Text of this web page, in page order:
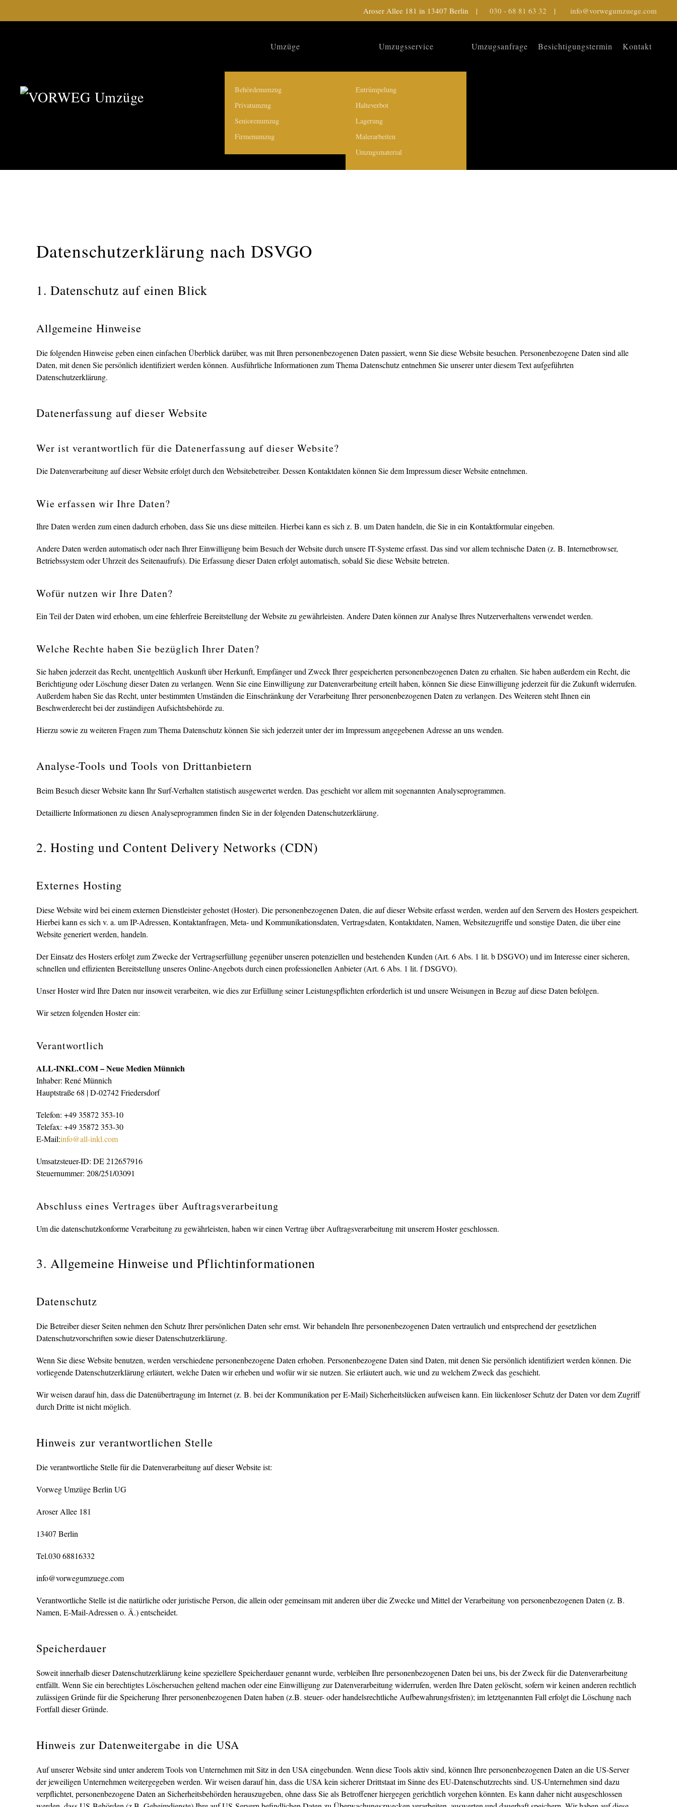
Aroser Allee 181 in 13407 Berlin | 030 - 68 81 63 32 | info@vorwegumzuege.com
Umzüge
Behördenumzug
Privatumzug
Seniorenumzug
Firmenumzug
Umzugsservice
Entrümpelung
Halteverbot
Lagerung
Malerarbeiten
Umzugsmaterial
Umzugsanfrage Besichtigungstermin Kontakt
Datenschutz­erklärung nach DSVGO
1. Datenschutz auf einen Blick
Allgemeine Hinweise
Die folgenden Hinweise geben einen einfachen Überblick darüber, was mit Ihren personenbezogenen Daten passiert, wenn Sie diese Website besuchen. Personenbezogene Daten sind alle
Daten, mit denen Sie persönlich identifiziert werden können. Ausführliche Informationen zum Thema Datenschutz entnehmen Sie unserer unter diesem Text aufgeführten
Datenschutzerklärung.
Datenerfassung auf dieser Website
Wer ist verantwortlich für die Datenerfassung auf dieser Website?
Die Datenverarbeitung auf dieser Website erfolgt durch den Websitebetreiber. Dessen Kontaktdaten können Sie dem Impressum dieser Website entnehmen.
Wie erfassen wir Ihre Daten?
Ihre Daten werden zum einen dadurch erhoben, dass Sie uns diese mitteilen. Hierbei kann es sich z. B. um Daten handeln, die Sie in ein Kontaktformular eingeben.
Andere Daten werden automatisch oder nach Ihrer Einwilligung beim Besuch der Website durch unsere IT-Systeme erfasst. Das sind vor allem technische Daten (z. B. Internetbrowser,
Betriebssystem oder Uhrzeit des Seitenaufrufs). Die Erfassung dieser Daten erfolgt automatisch, sobald Sie diese Website betreten.
Wofür nutzen wir Ihre Daten?
Ein Teil der Daten wird erhoben, um eine fehlerfreie Bereitstellung der Website zu gewährleisten. Andere Daten können zur Analyse Ihres Nutzerverhaltens verwendet werden.
Welche Rechte haben Sie bezüglich Ihrer Daten?
Sie haben jederzeit das Recht, unentgeltlich Auskunft über Herkunft, Empfänger und Zweck Ihrer gespeicherten personenbezogenen Daten zu erhalten. Sie haben außerdem ein Recht, die
Berichtigung oder Löschung dieser Daten zu verlangen. Wenn Sie eine Einwilligung zur Datenverarbeitung erteilt haben, können Sie diese Einwilligung jederzeit für die Zukunft widerrufen.
Außerdem haben Sie das Recht, unter bestimmten Umständen die Einschränkung der Verarbeitung Ihrer personenbezogenen Daten zu verlangen. Des Weiteren steht Ihnen ein
Beschwerderecht bei der zuständigen Aufsichtsbehörde zu.
Hierzu sowie zu weiteren Fragen zum Thema Datenschutz können Sie sich jederzeit unter der im Impressum angegebenen Adresse an uns wenden.
Analyse-Tools und Tools von Dritt­anbietern
Beim Besuch dieser Website kann Ihr Surf-Verhalten statistisch ausgewertet werden. Das geschieht vor allem mit sogenannten Analyseprogrammen.
Detaillierte Informationen zu diesen Analyseprogrammen finden Sie in der folgenden Datenschutzerklärung.
2. Hosting und Content Delivery Networks (CDN)
Externes Hosting
Diese Website wird bei einem externen Dienstleister gehostet (Hoster). Die personenbezogenen Daten, die auf dieser Website erfasst werden, werden auf den Servern des Hosters gespeichert.
Hierbei kann es sich v. a. um IP-Adressen, Kontaktanfragen, Meta- und Kommunikationsdaten, Vertragsdaten, Kontaktdaten, Namen, Websitezugriffe und sonstige Daten, die über eine
Website generiert werden, handeln.
Der Einsatz des Hosters erfolgt zum Zwecke der Vertragserfüllung gegenüber unseren potenziellen und bestehenden Kunden (Art. 6 Abs. 1 lit. b DSGVO) und im Interesse einer sicheren,
schnellen und effizienten Bereitstellung unseres Online-Angebots durch einen professionellen Anbieter (Art. 6 Abs. 1 lit. f DSGVO).
Unser Hoster wird Ihre Daten nur insoweit verarbeiten, wie dies zur Erfüllung seiner Leistungspflichten erforderlich ist und unsere Weisungen in Bezug auf diese Daten befolgen.
Wir setzen folgenden Hoster ein:
Verantwortlich
ALL-INKL.COM – Neue Medien Münnich
Inhaber: René Münnich
Hauptstraße 68 | D-02742 Friedersdorf
Telefon: +49 35872 353-10
Telefax: +49 35872 353-30
E-Mail:info@all-inkl.com
Umsatzsteuer-ID: DE 212657916
Steuernummer: 208/251/03091
Abschluss eines Vertrages über Auftragsverarbeitung
Um die datenschutzkonforme Verarbeitung zu gewährleisten, haben wir einen Vertrag über Auftragsverarbeitung mit unserem Hoster geschlossen.
3. Allgemeine Hinweise und Pflicht­informationen
Datenschutz
Die Betreiber dieser Seiten nehmen den Schutz Ihrer persönlichen Daten sehr ernst. Wir behandeln Ihre personenbezogenen Daten vertraulich und entsprechend der gesetzlichen
Datenschutzvorschriften sowie dieser Datenschutzerklärung.
Wenn Sie diese Website benutzen, werden verschiedene personenbezogene Daten erhoben. Personenbezogene Daten sind Daten, mit denen Sie persönlich identifiziert werden können. Die
vorliegende Datenschutzerklärung erläutert, welche Daten wir erheben und wofür wir sie nutzen. Sie erläutert auch, wie und zu welchem Zweck das geschieht.
Wir weisen darauf hin, dass die Datenübertragung im Internet (z. B. bei der Kommunikation per E-Mail) Sicherheitslücken aufweisen kann. Ein lückenloser Schutz der Daten vor dem Zugriff
durch Dritte ist nicht möglich.
Hinweis zur verantwortlichen Stelle
Die verantwortliche Stelle für die Datenverarbeitung auf dieser Website ist:
Vorweg Umzüge Berlin UG
Aroser Allee 181
13407 Berlin
Tel.030 68816332
info@vorwegumzuege.com
Verantwortliche Stelle ist die natürliche oder juristische Person, die allein oder gemeinsam mit anderen über die Zwecke und Mittel der Verarbeitung von personenbezogenen Daten (z. B.
Namen, E-Mail-Adressen o. Ä.) entscheidet.
Speicherdauer
Soweit innerhalb dieser Datenschutzerklärung keine speziellere Speicherdauer genannt wurde, verbleiben Ihre personenbezogenen Daten bei uns, bis der Zweck für die Datenverarbeitung
entfällt. Wenn Sie ein berechtigtes Löschersuchen geltend machen oder eine Einwilligung zur Datenverarbeitung widerrufen, werden Ihre Daten gelöscht, sofern wir keinen anderen rechtlich
zulässigen Gründe für die Speicherung Ihrer personenbezogenen Daten haben (z.B. steuer- oder handelsrechtliche Aufbewahrungsfristen); im letztgenannten Fall erfolgt die Löschung nach
Fortfall dieser Gründe.
Hinweis zur Datenweitergabe in die USA
Auf unserer Website sind unter anderem Tools von Unternehmen mit Sitz in den USA eingebunden. Wenn diese Tools aktiv sind, können Ihre personenbezogenen Daten an die US-Server
der jeweiligen Unternehmen weitergegeben werden. Wir weisen darauf hin, dass die USA kein sicherer Drittstaat im Sinne des EU-Datenschutzrechts sind. US-Unternehmen sind dazu
verpflichtet, personenbezogene Daten an Sicherheitsbehörden herauszugeben, ohne dass Sie als Betroffener hiergegen gerichtlich vorgehen könnten. Es kann daher nicht ausgeschlossen